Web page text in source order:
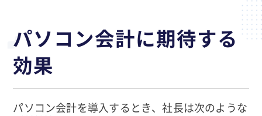
パソコン会計に期待する
効果
パソコン会計を導入するとき、社長は次のような